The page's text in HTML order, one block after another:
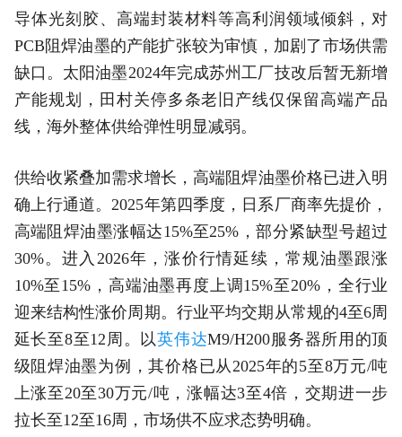
导体光刻胶、高端封装材料等高利润领域倾斜，对
PCB阻焊油墨的产能扩张较为审慎，加剧了市场供需
缺口。太阳油墨2024年完成苏州工厂技改后暂无新增
产能规划，田村关停多条老旧产线仅保留高端产品
线，海外整体供给弹性明显减弱。
供给收紧叠加需求增长，高端阻焊油墨价格已进入明
确上行通道。2025年第四季度，日系厂商率先提价，
高端阻焊油墨涨幅达15%至25%，部分紧缺型号超过
30%。进入2026年，涨价行情延续，常规油墨跟涨
10%至15%，高端油墨再度上调15%至20%，全行业
迎来结构性涨价周期。行业平均交期从常规的4至6周
延长至8至12周。以英伟达M9/H200服务器所用的顶
级阻焊油墨为例，其价格已从2025年的5至8万元/吨
上涨至20至30万元/吨，涨幅达3至4倍，交期进一步
拉长至12至16周，市场供不应求态势明确。